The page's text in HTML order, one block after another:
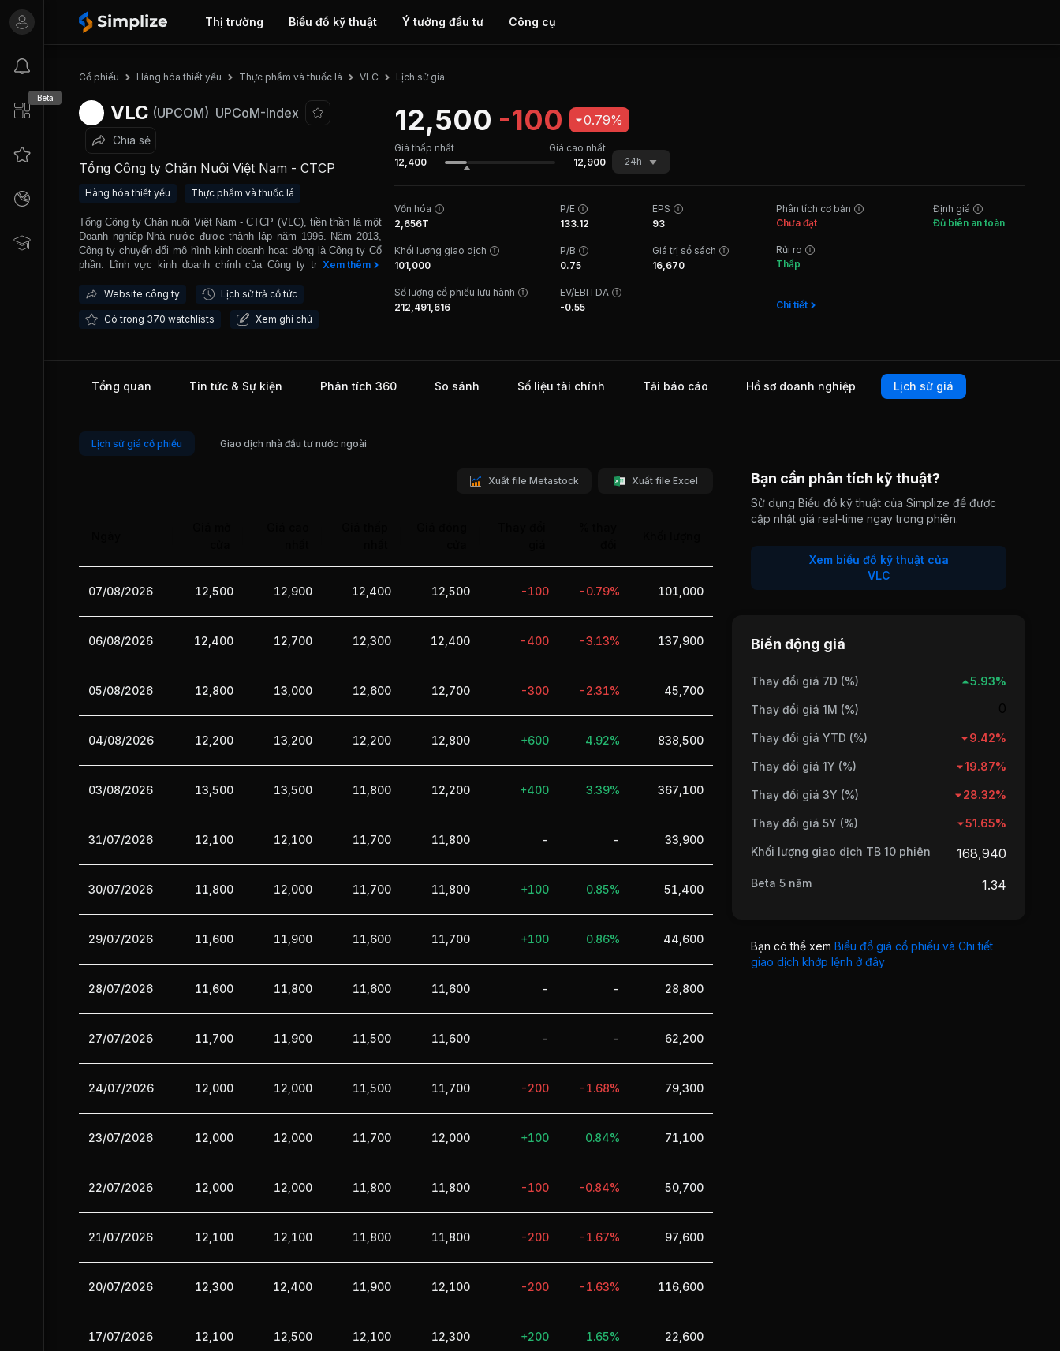
Thị trường Biểu đồ kỹ thuật Ý tưởng đầu tư Công cụ
Beta
Cổ phiếu Hàng hóa thiết yếu Thực phẩm và thuốc lá VLC Lịch sử giá
VLC (UPCOM) UPCoM-Index
Chia sẻ
Tổng Công ty Chăn Nuôi Việt Nam - CTCP
Hàng hóa thiết yếu Thực phẩm và thuốc lá
Tổng Công ty Chăn nuôi Việt Nam - CTCP (VLC), tiền thần là một
Doanh nghiệp Nhà nước được thành lập năm 1996. Năm 2013,
Công ty chuyển đổi mô hình kinh doanh hoạt động là Công ty Cổ
phần. Lĩnh vực kinh doanh chính của Công ty trong lĩnh vực:
khẩu các sản phẩm gia súc, gia cầm, thực phẩm, nguyên liệu
đang điều hành Công ty cổ phần giống bò sữa Mộc Châu, với quy
Công ty Cổ phần GTNFOODS, do đó VLC luôn nhận được sự
giúp đỡ kịp thời về vốn, chiến lược kinh doanh, hệ thống nhà
cung cấp, kênh phân phối từ phía GTN. Ngày 26/10/2015, VLC
Xem thêm
Website công ty Lịch sử trả cổ tức
Có trong 370 watchlists Xem ghi chú
12,500 -100 0.79%
Giá thấp nhất
Giá cao nhất
12,400
12,900 24h
Vốn hóa
2,656T
P/E
133.12
EPS
93
Khối lượng giao dịch
101,000
P/B
0.75
Giá trị sổ sách
16,670
Số lượng cổ phiếu lưu hành
212,491,616
EV/EBITDA
-0.55
Phân tích cơ bản
Chưa đạt
Rủi ro
Thấp
Chi tiết
Định giá
Đủ biên an toàn
Tổng quan Tin tức & Sự kiện Phân tích 360 So sánh Số liệu tài chính Tải báo cáo Hồ sơ doanh nghiệp Lịch sử giá
Lịch sử giá cổ phiếu Giao dịch nhà đầu tư nước ngoài
Xuất file Metastock Xuất file Excel
07/08/2026 12,500 12,900 12,400 12,500 -100 -0.79% 101,000
06/08/2026 12,400 12,700 12,300 12,400 -400 -3.13% 137,900
05/08/2026 12,800 13,000 12,600 12,700 -300 -2.31% 45,700
04/08/2026 12,200 13,200 12,200 12,800 +600 4.92% 838,500
03/08/2026 13,500 13,500 11,800 12,200 +400 3.39% 367,100
31/07/2026 12,100 12,100 11,700 11,800 - - 33,900
30/07/2026 11,800 12,000 11,700 11,800 +100 0.85% 51,400
29/07/2026 11,600 11,900 11,600 11,700 +100 0.86% 44,600
28/07/2026 11,600 11,800 11,600 11,600 - - 28,800
27/07/2026 11,700 11,900 11,500 11,600 - - 62,200
24/07/2026 12,000 12,000 11,500 11,700 -200 -1.68% 79,300
23/07/2026 12,000 12,000 11,700 12,000 +100 0.84% 71,100
22/07/2026 12,000 12,000 11,800 11,800 -100 -0.84% 50,700
21/07/2026 12,100 12,100 11,800 11,800 -200 -1.67% 97,600
20/07/2026 12,300 12,400 11,900 12,100 -200 -1.63% 116,600
17/07/2026 12,100 12,500 12,100 12,300 +200 1.65% 22,600
Bạn cần phân tích kỹ thuật?
Sử dụng Biểu đồ kỹ thuật của Simplize để được
cập nhật giá real-time ngay trong phiên.
Xem biểu đồ kỹ thuật của
VLC
Biến động giá
Thay đổi giá 7D (%) 5.93%
Thay đổi giá 1M (%)
Thay đổi giá YTD (%) 9.42%
Thay đổi giá 1Y (%) 19.87%
Thay đổi giá 3Y (%) 28.32%
Thay đổi giá 5Y (%) 51.65%
Khối lượng giao dịch TB 10 phiên 168,940
Beta 5 năm 1.34
Bạn có thể xem Biểu đồ giá cổ phiếu và Chi tiết
giao dịch khớp lệnh ở đây